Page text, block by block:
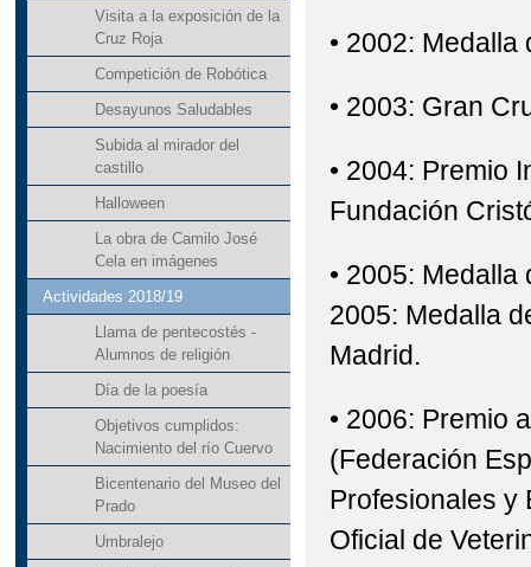
Visita a la exposición de la
Cruz Roja
Competición de Robótica
Desayunos Saludables
Subida al mirador del
castillo
Halloween
La obra de Camilo José
Cela en imágenes
Actividades 2018/19
Llama de pentecostés -
Alumnos de religión
Día de la poesía
Objetivos cumplidos:
Nacimiento del río Cuervo
Bicentenario del Museo del
Prado
Umbralejo
• 2002:
• 2003: Gran
• 2004: Premio
Fundación
• 2005: Medalla
2005: Medalla
Madrid.
• 2006: Premio
(Federación
Profesionales y
Oficial de